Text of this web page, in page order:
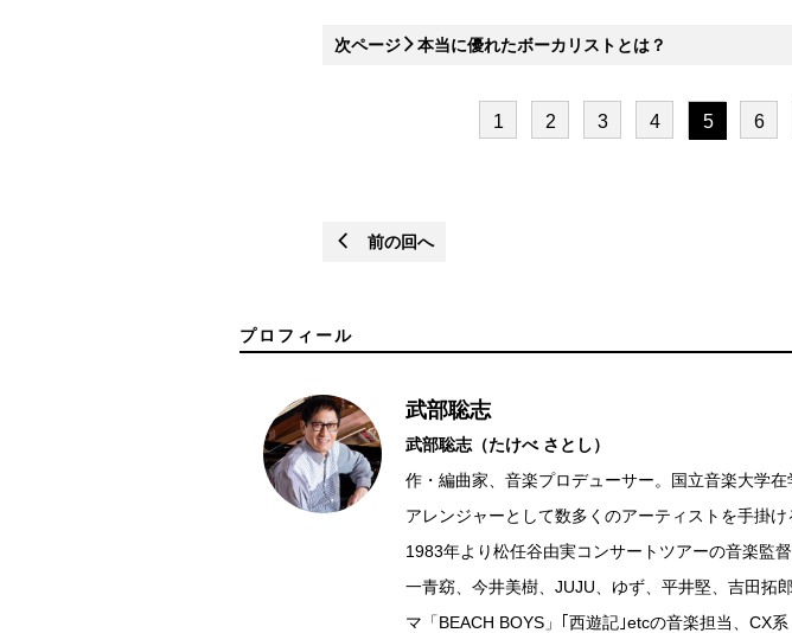
次ページ 本当に優れたボーカリストとは？
1 2 3 4 5 6
前の回へ
プロフィール
武部聡志
武部聡志（たけべ さとし）
作・編曲家、音楽プロデューサー。国立音楽大学在
アレンジャーとして数多くのアーティストを手掛け
1983年より松任谷由実コンサートツアーの音楽監督
一青窈、今井美樹、JUJU、ゆず、平井堅、吉田拓
マ「BEACH BOYS」｢西遊記｣etcの音楽担当、CX